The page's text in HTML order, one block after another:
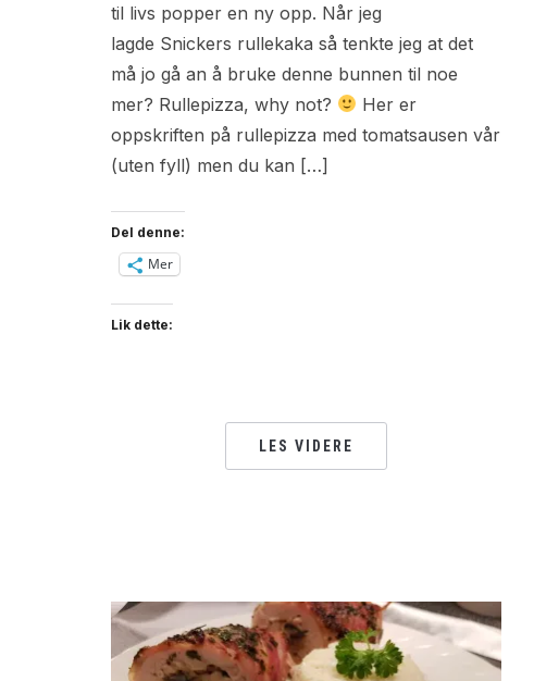
til livs popper en ny opp. Når jeg
lagde Snickers rullekaka så tenkte jeg at det
må jo gå an å bruke denne bunnen til noe
mer? Rullepizza, why not?
Her er
oppskriften på rullepizza med tomatsausen vår
(uten fyll) men du kan […]
Del denne:
Mer
Lik dette:
LES VIDERE